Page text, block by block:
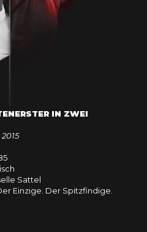
IN ZWEI
Sattel
Einzige. Der Spitzfindige.